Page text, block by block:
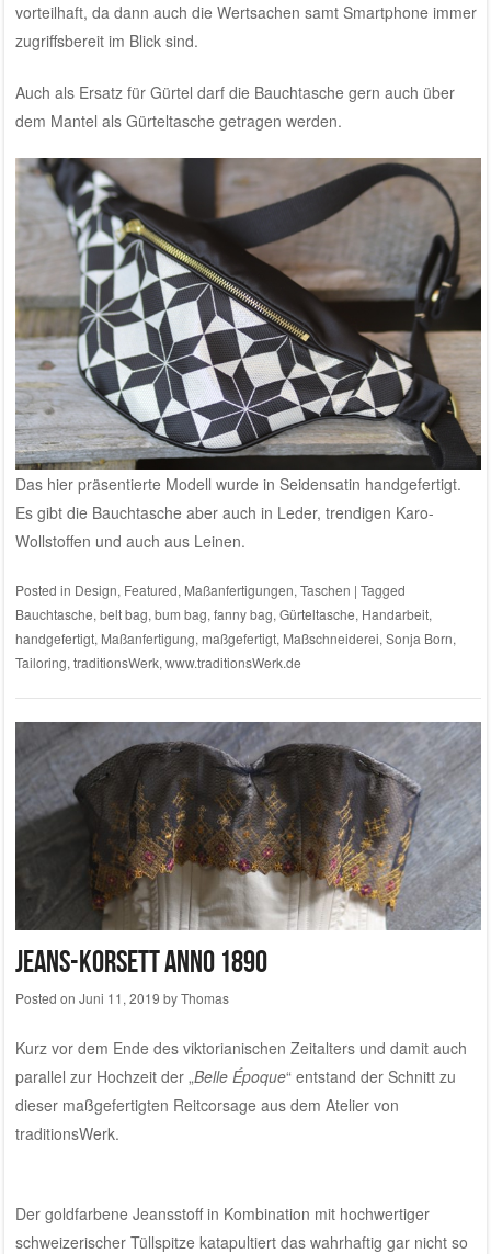
vorteilhaft, da dann auch die Wertsachen samt Smartphone immer
zugriffsbereit im Blick sind.
Auch als Ersatz für Gürtel darf die Bauchtasche gern auch über
dem Mantel als Gürteltasche getragen werden.
Das hier präsentierte Modell wurde in Seidensatin handgefertigt.
Es gibt die Bauchtasche aber auch in Leder, trendigen Karo-
Wollstoffen und auch aus Leinen.
Posted in Design, Featured, Maßanfertigungen, Taschen | Tagged
Bauchtasche, belt bag, bum bag, fanny bag, Gürteltasche, Handarbeit,
handgefertigt, Maßanfertigung, maßgefertigt, Maßschneiderei, Sonja Born,
Tailoring, traditionsWerk, www.traditionsWerk.de
Jeans-Korsett anno 1890
Posted on Juni 11, 2019 byThomas
Kurz vor dem Ende des viktorianischen Zeitalters und damit auch
parallel zur Hochzeit der „Belle Époque“ entstand der Schnitt zu
dieser maßgefertigten Reitcorsage aus dem Atelier von
traditionsWerk.
Der goldfarbene Jeansstoff in Kombination mit hochwertiger
schweizerischer Tüllspitze katapultiert das wahrhaftig gar nicht so